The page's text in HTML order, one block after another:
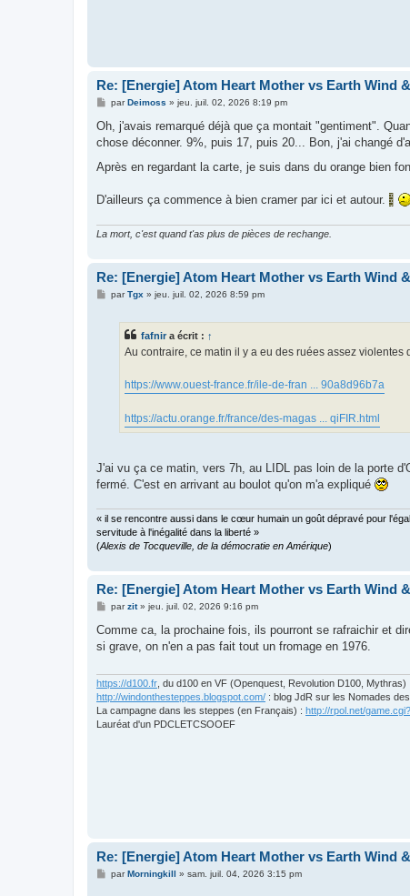
Re: [Energie] Atom Heart Mother vs Earth Wind
M
s
a
e
parDeimoss » jeu. juil. 02, 2026 8:19 pm
Oh, j'avais remarqué déjà que ça montait "gentiment".
chose déconner. 9%, puis 17, puis 20... Bon, j'ai changé
Après en regardant la carte, je suis dans du orange bien
D'ailleurs ça commence à bien cramer par ici et autour.
La mort, c'est quand t'as plus de pièces de rechange.
Re: [Energie] Atom Heart Mother vs Earth Wind
MparTgx » jeu. juil. 02, 2026 8:59 pm
fafnir a écrit : ↑
Au contraire, ce matin il y a eu des ruées assez
https://www.ouest-france.fr/ile-de-fran ... 90a8d96b7a
https://actu.orange.fr/france/des-magas ... qiFIR.html
J'ai vu ça ce matin, vers 7h, au LIDL pas loin de la porte
fermé. C'est en arrivant au boulot qu'on m'a expliqué
« il se rencontre aussi dans le cœur humain un goût dépravé pour
servitude à l'inégalité dans la liberté »
(Alexis de Tocqueville, de la démocratie en Amérique)
Re: [Energie] Atom Heart Mother vs Earth Wind
M
s
a
parzit» jeu. juil. 02, 2026 9:16 pm
Comme ca, la prochaine fois, ils pourront se rafraichir et
si grave, on n'en a pas fait tout un fromage en 1976.
https://d100.fr , du d100 en VF (Openquest, Revolution D100, Mythras)
http://windonthesteppes.blogspot.com/ : blog JdR sur les Nomades
La campagne dans les steppes (en Français) : http://rpol.net/
Lauréat d'un PDCLETCSOOEF
Re: [Energie] Atom Heart Mother vs Earth Wind
MparMorningkill » sam. juil. 04, 2026 3:15 pm